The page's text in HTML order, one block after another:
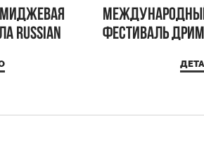
RUSSIAN
фестиваль